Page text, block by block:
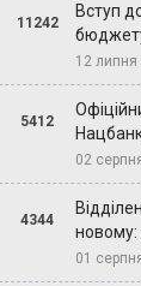
11242
Вступ
12 липня
5412
02
4344
новому:
01